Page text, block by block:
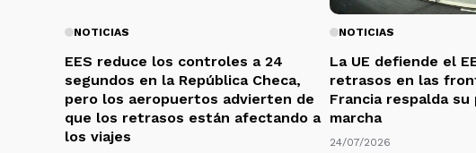
NOTICIAS
EES reduce los controles a 24
segundos en la República Checa,
pero los aeropuertos advierten de
que los retrasos están afectando a
los viajes
NOTICIAS
La UE defiende el
retrasos en las
Francia respalda su
marcha
24/07/2026